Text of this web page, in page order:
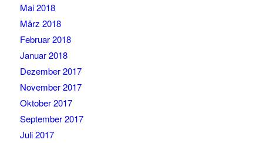
Mai 2018
März 2018
Februar 2018
Januar 2018
Dezember 2017
November 2017
Oktober 2017
September 2017
Juli 2017